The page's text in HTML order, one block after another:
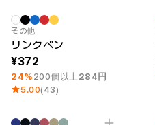
最小注文数量 1個
その他
リンクペン
372
24% 200個以上 284円
5.00(43)